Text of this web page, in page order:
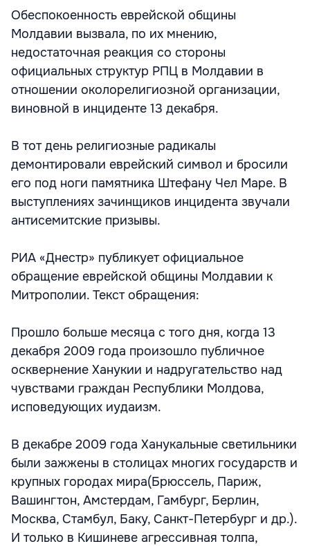
Обеспокоенность еврейской общины
Молдавии вызвала, по их мнению,
недостаточная реакция со стороны
официальных структур РПЦ в Молдавии в
отношении околорелигиозной организации,
виновной в инциденте 13 декабря.
В тот день религиозные радикалы
демонтировали еврейский символ и бросили
его под ноги памятника Штефану Чел Маре. В
выступлениях зачинщиков инцидента звучали
антисемитские призывы.
РИА «Днестр» публикует официальное
обращение еврейской общины Молдавии к
Митрополии. Текст обращения:
Прошло больше месяца с того дня, когда 13
декабря 2009 года произошло публичное
осквернение Ханукии и надругательство над
чувствами граждан Республики Молдова,
исповедующих иудаизм.
В декабре 2009 года Ханукальные светильники
были зажжены в столицах многих государств и
крупных городах мира(Брюссель, Париж,
Вашингтон, Амстердам, Гамбург, Берлин,
Москва, Стамбул, Баку, Санкт-Петербург и др.).
И только в Кишиневе агрессивная толпа,